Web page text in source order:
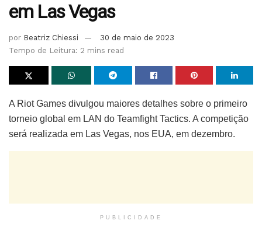
em Las Vegas
por Beatriz Chiessi
30 de maio de 2023
Tempo de Leitura: 2 mins read
A Riot Games divulgou maiores detalhes sobre o primeiro
torneio global em LAN do Teamfight Tactics. A competição
será realizada em Las Vegas, nos EUA, em dezembro.
PUBLICIDADE